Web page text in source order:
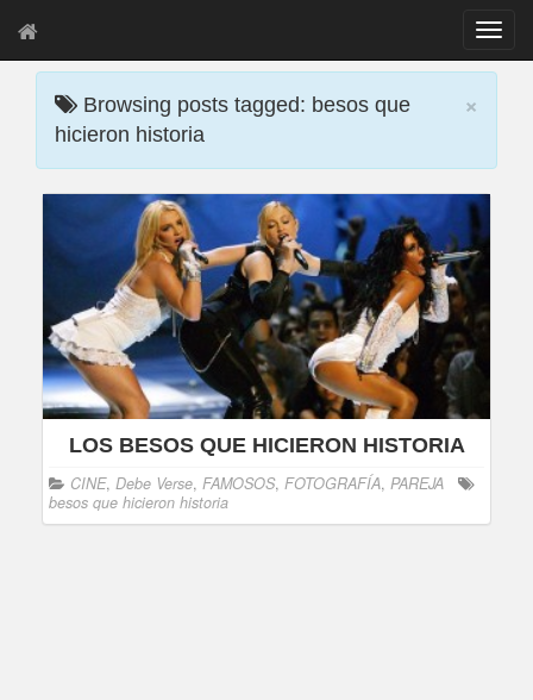
T
o
g
n
a
t
×
Browsing posts tagged: besos que
hicieron historia
LOS BESOS QUE HICIERON HISTORIA
CINE, Debe Verse, FAMOSOS, FOTOGRAFÍA, PAREJA
besos que hicieron historia